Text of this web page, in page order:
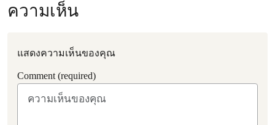
ความเห็น
แสดงความเห็นของคุณ
Comment (required)